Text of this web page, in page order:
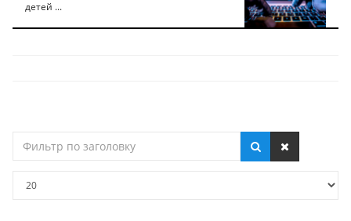
детей ...
по